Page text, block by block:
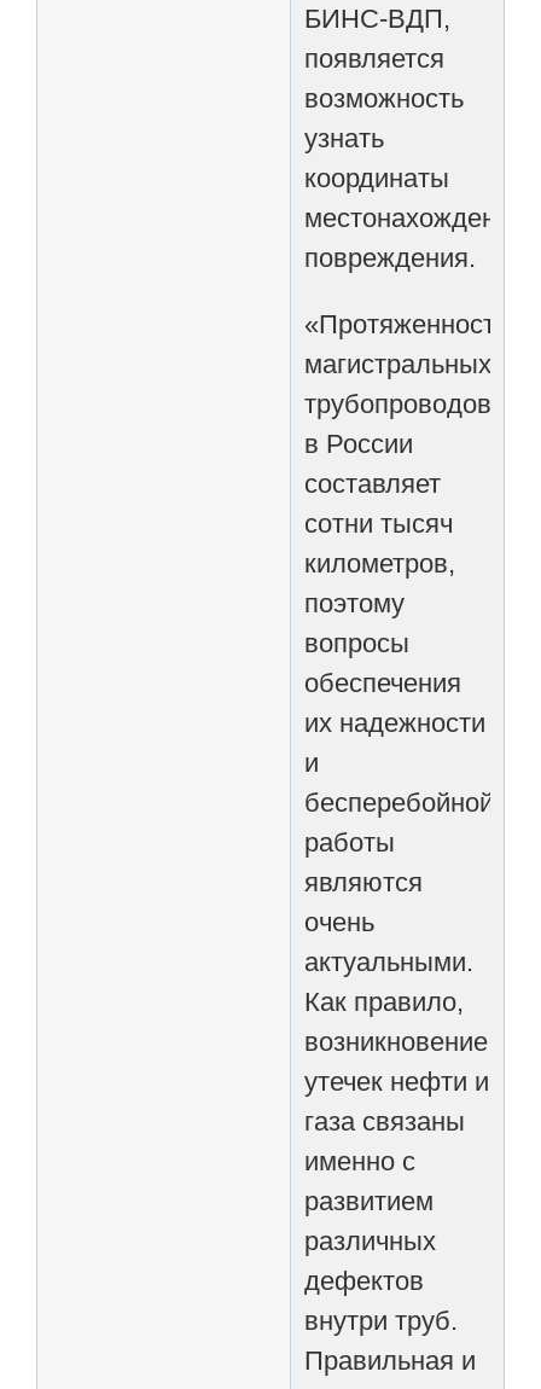
БИНС-ВДП,
появляется
возможность
узнать
координаты
местонахождения
повреждения.
«Протяженность
магистральных
трубопроводов
в России
составляет
сотни тысяч
километров,
поэтому
вопросы
обеспечения
их надежности
и
бесперебойной
работы
являются
очень
актуальными.
Как правило,
возникновение
утечек нефти и
газа связаны
именно с
развитием
различных
дефектов
внутри труб.
Правильная и